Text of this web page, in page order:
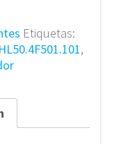
Etiquetas:
HL50.4F501.101,